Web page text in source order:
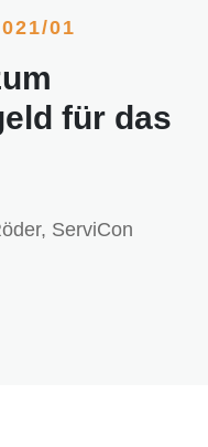
01
für das
ServiCon